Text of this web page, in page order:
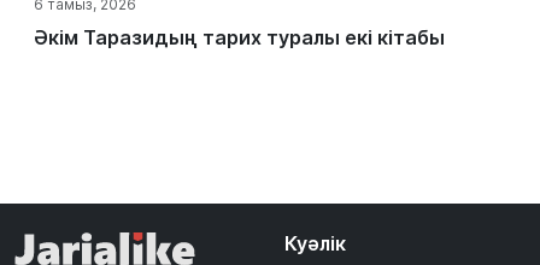
6 тамыз, 2026
Әкім Таразидың тарих туралы екі кітабы
Куәлік